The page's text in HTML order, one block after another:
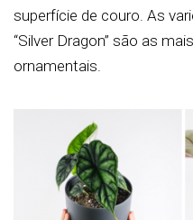
superfície de couro. As
“Silver Dragon” são as
ornamentais.